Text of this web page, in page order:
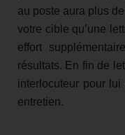
au poste aura plus
votre cible qu’une
effort
résultats. En fin de
interlocuteur pour
entretien.